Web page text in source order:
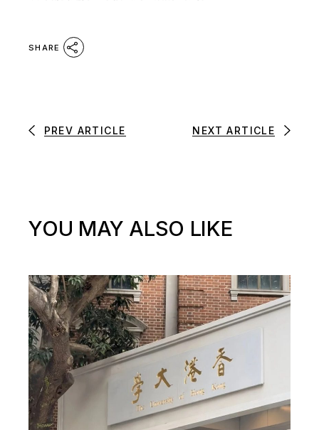
SHARE
PREV ARTICLE NEXT ARTICLE
YOU MAY ALSO LIKE